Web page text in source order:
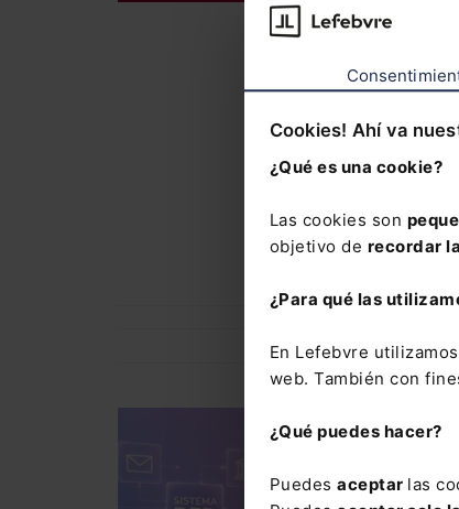
Cookies! Ahí va
¿Qué es una cookie?
Las cookies son
objetivo de recordar
¿Para qué las
En Lefebvre
web. También con
¿Qué puedes hacer?
Puedes aceptar las
del
precio
DERECHO LABORAL
webinar)